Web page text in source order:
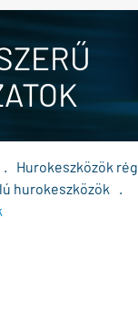
.
Hurokeszközök
hurokeszközök
.